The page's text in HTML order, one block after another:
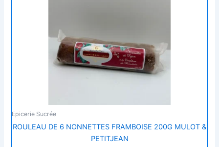
Epicerie Sucrée
ROULEAU DE 6 NONNETTES FRAMBOISE 200G MULOT &
PETITJEAN